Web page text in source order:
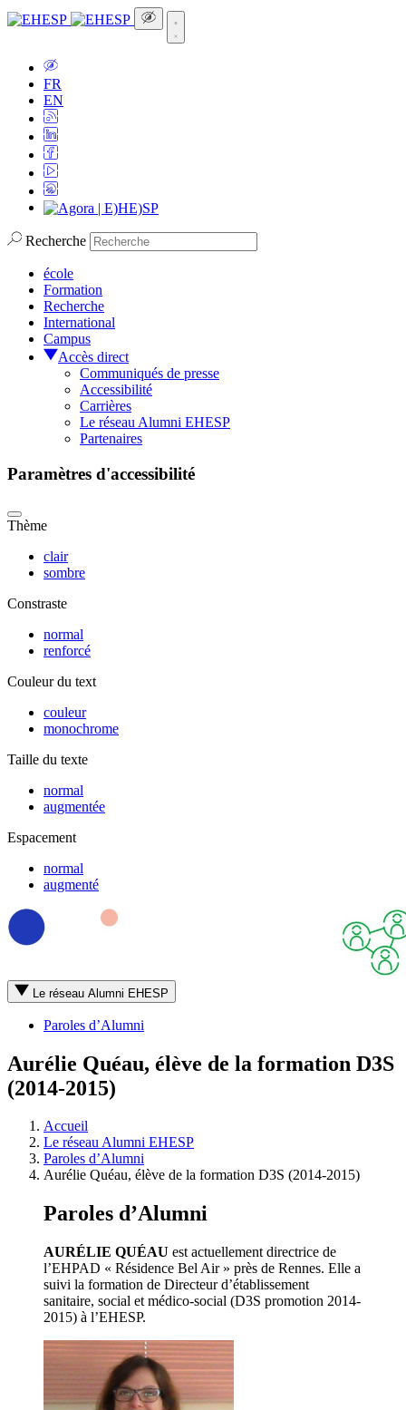
FR
EN
Recherche
école
Formation
Recherche
International
Campus
Accès direct
Communiqués de presse
Accessibilité
Carrières
Le réseau Alumni EHESP
Partenaires
Paramètres d'accessibilité
Thème
clair
sombre
Constraste
normal
renforcé
Couleur du text
couleur
monochrome
Taille du texte
normal
augmentée
Espacement
normal
augmenté
Le réseau Alumni EHESP
Paroles d’Alumni
Aurélie Quéau, élève de la formation D3S
(2014-2015)
Accueil
Le réseau Alumni EHESP
Paroles d’Alumni
Aurélie Quéau, élève de la formation D3S (2014-2015)
Paroles d’Alumni
AURÉLIE QUÉAU est actuellement directrice de
l’EHPAD « Résidence Bel Air » près de Rennes. Elle a
suivi la formation de Directeur d’établissement
sanitaire, social et médico-social (D3S promotion 2014-
2015) à l’EHESP.